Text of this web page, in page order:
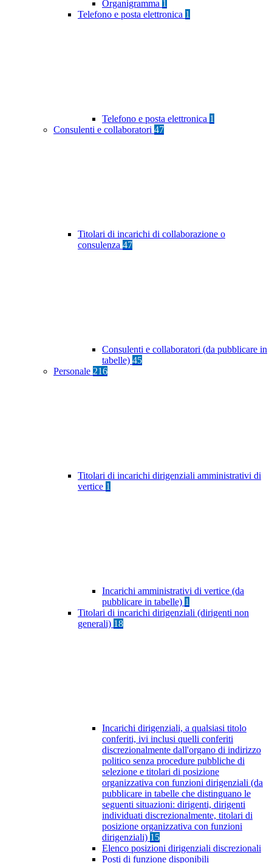
Organigramma 1
Telefono e posta elettronica 1
Telefono e posta elettronica 1
Consulenti e collaboratori 47
Titolari di incarichi di collaborazione o
consulenza 47
Consulenti e collaboratori (da pubblicare in
tabelle) 45
Personale 216
Titolari di incarichi dirigenziali amministrativi di
vertice 1
Incarichi amministrativi di vertice (da
pubblicare in tabelle) 1
Titolari di incarichi dirigenziali (dirigenti non
generali) 18
Incarichi dirigenziali, a qualsiasi titolo
conferiti, ivi inclusi quelli conferiti
discrezionalmente dall'organo di indirizzo
politico senza procedure pubbliche di
selezione e titolari di posizione
organizzativa con funzioni dirigenziali (da
pubblicare in tabelle che distinguano le
seguenti situazioni: dirigenti, dirigenti
individuati discrezionalmente, titolari di
posizione organizzativa con funzioni
dirigenziali) 15
Elenco posizioni dirigenziali discrezionali
Posti di funzione disponibili